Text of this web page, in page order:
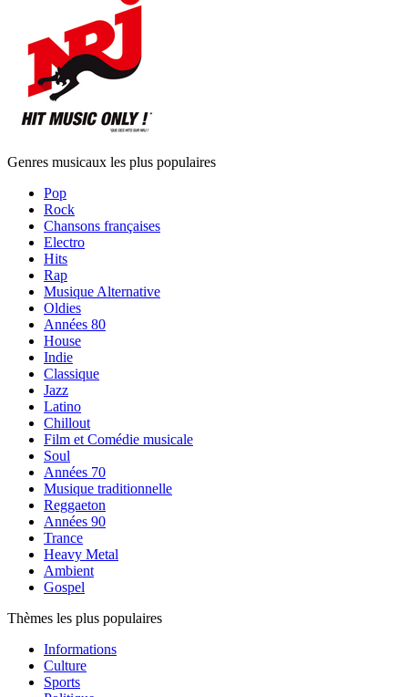
Genres musicaux les plus populaires
Pop
Rock
Chansons françaises
Electro
Hits
Rap
Musique Alternative
Oldies
Années 80
House
Indie
Classique
Jazz
Latino
Chillout
Film et Comédie musicale
Soul
Années 70
Musique traditionnelle
Reggaeton
Années 90
Trance
Heavy Metal
Ambient
Gospel
Thèmes les plus populaires
Informations
Culture
Sports